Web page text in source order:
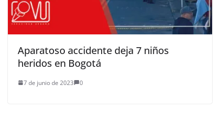
Aparatoso accidente deja 7 niños
heridos en Bogotá
7 de junio de 2023 0